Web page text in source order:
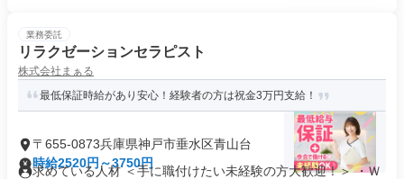
業務委託
リラクゼーションセラピスト
株式会社まぁる
最低保証時給があり安心！経験者の方は祝金3万円支給！
〒655-0873兵庫県神戸市垂水区青山台
時給2520円～3750円
求めている人材 ＜手に職付けたい未経験の方大歓迎！＞ ・Ｗ